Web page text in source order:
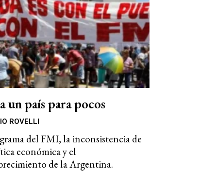
un país para pocos
ROVELLI
del FMI, la inconsistencia de
económica y el
de la Argentina.